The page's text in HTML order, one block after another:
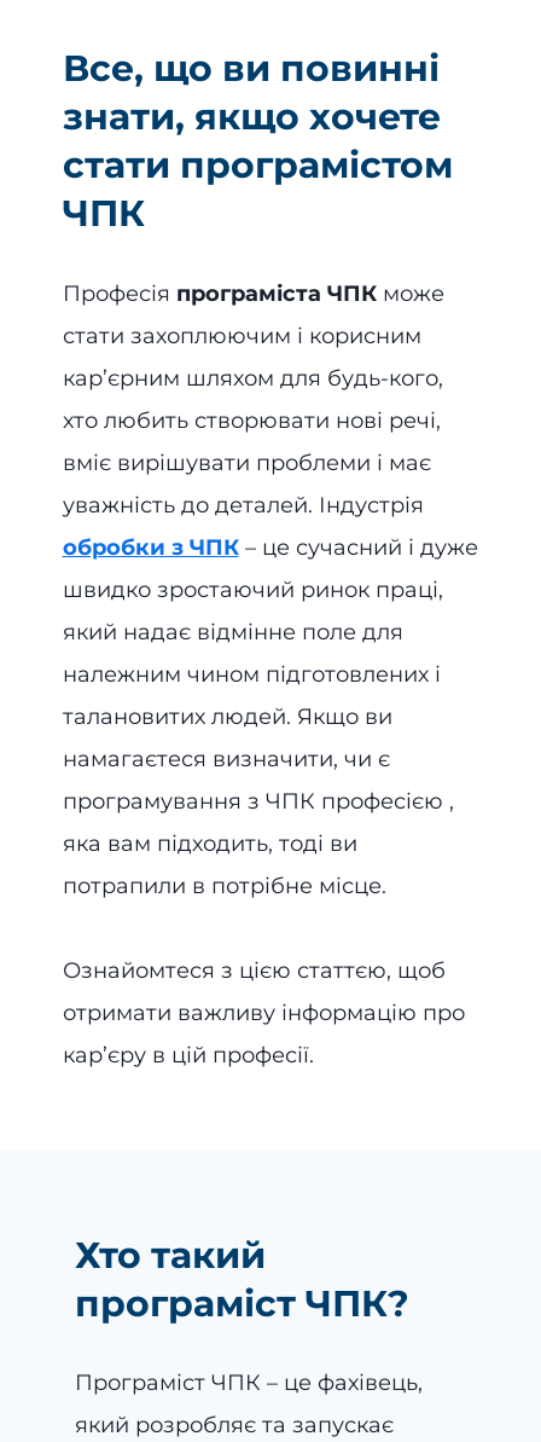
Все, що ви повинні
знати, якщо хочете
стати програмістом
ЧПК
Професія програміста ЧПКможе
стати захоплюючим і корисним
кар’єрним шляхом для будь-кого,
хто любить створювати нові речі,
вміє вирішувати проблеми і має
уважність до деталей. Індустрія
обробки з ЧПК– це сучасний і дуже
швидко зростаючий ринок праці,
який надає відмінне поле для
належним чином підготовлених і
талановитих людей. Якщо ви
намагаєтеся визначити, чи є
програмування з ЧПК професією ,
яка вам підходить, тоді ви
потрапили в потрібне місце.
Ознайомтеся з цією статтєю, щоб
отримати важливу інформацію про
кар’єру в цій професії.
Хто такий
програміст ЧПК?
Програміст ЧПК – це фахівець,
який розробляє та запускає